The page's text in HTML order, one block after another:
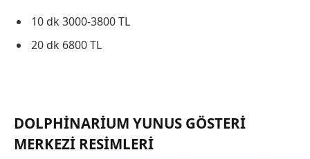
10 dk 3000-3800 TL
20 dk 6800 TL
DOLPHINARIUM YUNUS GÖSTERI
MERKEZI RESIMLERI